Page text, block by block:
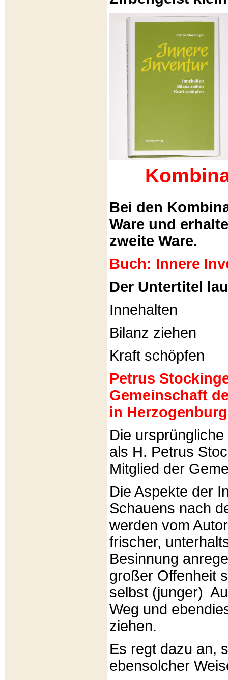
Bei den
Ware und
zweite Ware.
Buch: Innere
Der Untertitel
Innehalten
Bilanz ziehen
Kraft schöpfen
Petrus
Gemeinschaft
in
Die
als H. Petrus
Mitglied der
Die Aspekte der
Schauens nach
werden vom
frischer,
Besinnung
großer Offenheit
selbst (junger)
Weg und
ziehen.
Es regt dazu an,
ebensolcher